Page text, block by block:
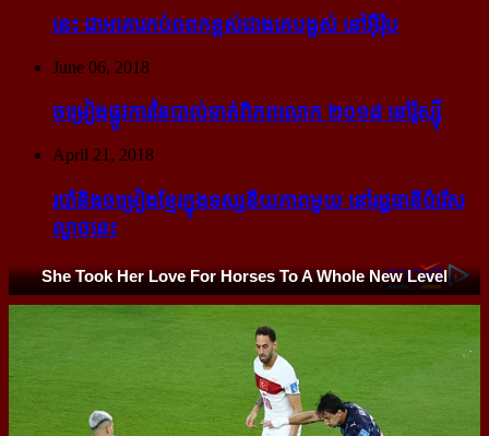
នេះ ជា​អាគារ​កប់​ពពក​ខ្ពស់​ជាង​គេ​បង្អស់ នៅ​អ៊ឺរ៉ុប
June 06, 2018
ចម្រៀង​ផ្លូវការ​នៃ​បាល់ទាត់​ពិភពលោក ២០១៨ នៅ​រ៉ូស្ស៊ី
April 21, 2018
របាំ​និង​ចម្រៀង​ខ្មែរ​ក្នុង​ទស្សនីយភាព​មួយ នៅ​រដ្ឋធានី​ប៉ារីស​
ល្ងាច​នេះ